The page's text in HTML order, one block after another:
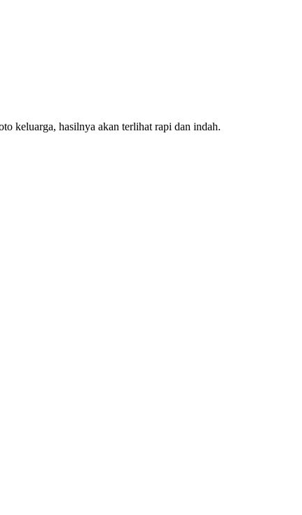
keluarga, hasilnya akan terlihat rapi dan indah.